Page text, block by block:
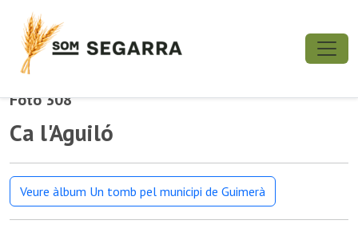
Foto 308
Ca l'Aguiló
Veure àlbum Un tomb pel municipi de Guimerà